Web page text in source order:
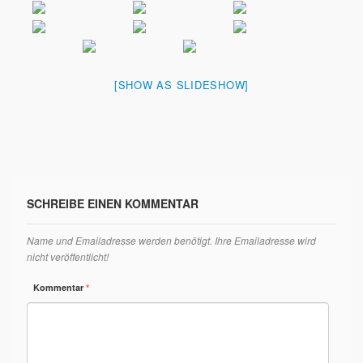
[SHOW AS SLIDESHOW]
SCHREIBE EINEN KOMMENTAR
Name und Emailadresse werden benötigt. Ihre Emailadresse wird
nicht veröffentlicht!
Kommentar*